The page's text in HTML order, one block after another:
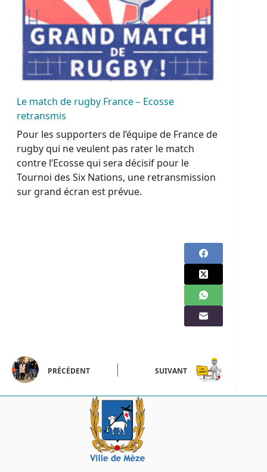
Le match de rugby France – Ecosse
retransmis
Pour les supporters de l’équipe de France de
rugby qui ne veulent pas rater le match
contre l’Ecosse qui sera décisif pour le
Tournoi des Six Nations, une retransmission
sur grand écran est prévue.
PRÉCÉDENT SUIVANT